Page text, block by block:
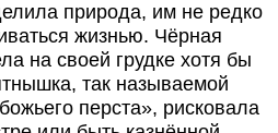
природа, им не редко
жизнью. Чёрная
на своей грудке хотя бы
так называемой
перста», рисковала